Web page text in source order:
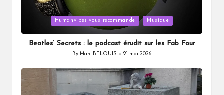
Humanvibes vous recommande Musique
Beatles’ Secrets : le podcast érudit sur les Fab Four
Posted
By Marc BELOUIS 21 mai 2026